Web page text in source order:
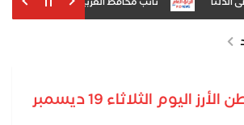
نائب محافظ الغربية يتابع ميدانيًا
اليوم الثلاثاء 19 ديسمبر